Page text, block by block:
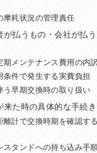
摩耗状況の管理責任
払うもの・会社が払う
期メンテナンス費用の内
件で発生する実費負担
早期交換時の取り扱い
た時の具体的な手続き
計で交換時期を確認す
タンドへの持ち込み手